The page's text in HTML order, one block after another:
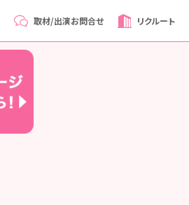
取材/出演お問合せ リクルート